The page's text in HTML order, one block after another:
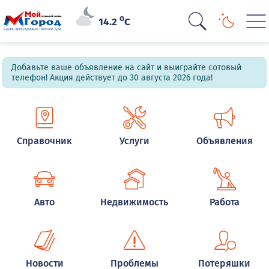
14.2oC
Добавьте ваше объявление на сайт и выиграйте сотовый
телефон! Акция действует до 30 августа 2026 года!
Справочник Услуги Объявления
Авто Недвижимость Работа
Новости Проблемы Потеряшки